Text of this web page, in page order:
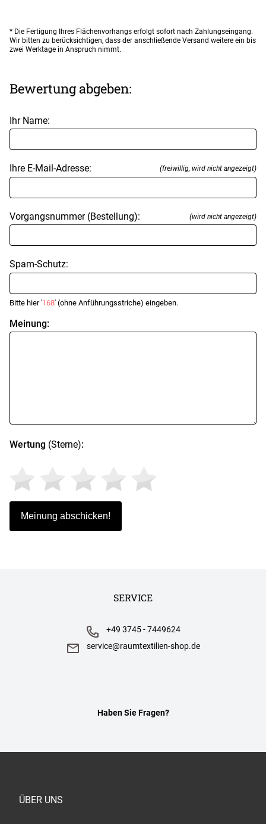
* Die Fertigung Ihres Flächenvorhangs erfolgt sofort nach Zahlungseingang.
Wir bitten zu berücksichtigen, dass der anschließende Versand weitere ein bis
zwei Werktage in Anspruch nimmt.
Bewertung abgeben:
Ihr Name:
Ihre E-Mail-Adresse: (freiwillig, wird nicht angezeigt)
Vorgangsnummer (Bestellung): (wird nicht angezeigt)
Spam-Schutz:
Bitte hier '168' (ohne Anführungsstriche) eingeben.
Meinung:
Wertung (Sterne):
SERVICE
Haben Sie Fragen?
+49 3745 - 7449624
service@raumtextilien-shop.de
ÜBER UNS